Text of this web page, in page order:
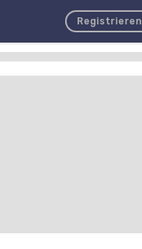
Registrieren